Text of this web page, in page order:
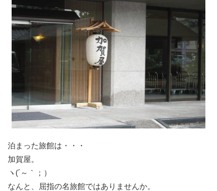
泊まった旅館は・・・
加賀屋。
ヽ(´～｀；）
なんと、屈指の名旅館ではありませんか。